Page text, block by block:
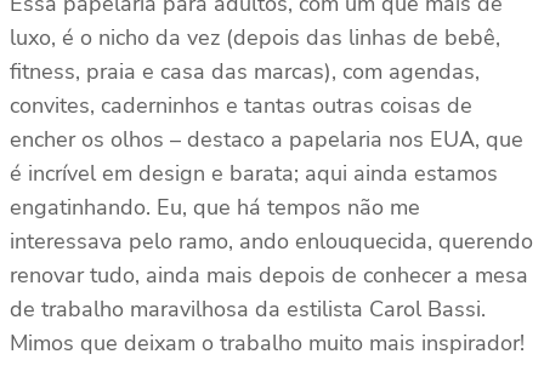
luxo, é o nicho da vez (depois das linhas de bebê,
fitness, praia e casa das marcas), com agendas,
convites, caderninhos e tantas outras coisas de
encher os olhos – destaco a papelaria nos EUA, que
é incrível em design e barata; aqui ainda estamos
engatinhando. Eu, que há tempos não me
interessava pelo ramo, ando enlouquecida, querendo
renovar tudo, ainda mais depois de conhecer a mesa
de trabalho maravilhosa da estilista Carol Bassi.
Mimos que deixam o trabalho muito mais inspirador!